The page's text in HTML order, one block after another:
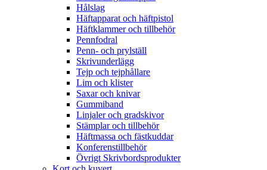
Hålslag
Häftapparat och häftpistol
Häftklammer och tillbehör
Pennfodral
Penn- och prylställ
Skrivunderlägg
Tejp och tejphållare
Lim och klister
Saxar och knivar
Gummiband
Linjaler och gradskivor
Stämplar och tillbehör
Häftmassa och fästkuddar
Konferenstillbehör
Övrigt Skrivbordsprodukter